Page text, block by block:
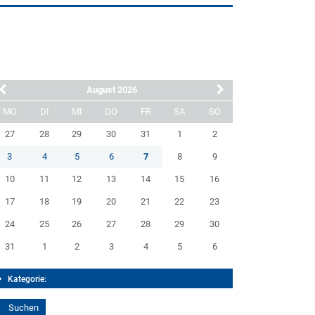
August 2026
MO DI MI DO FR SA SO
27 28 29 30 31 1 2
3 4 5 6 7 8 9
10 11 12 13 14 15 16
17 18 19 20 21 22 23
24 25 26 27 28 29 30
31 1 2 3 4 5 6
Kategorie: